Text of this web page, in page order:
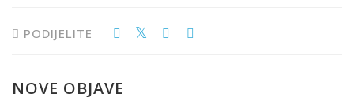
PODIJELITE
NOVE OBJAVE